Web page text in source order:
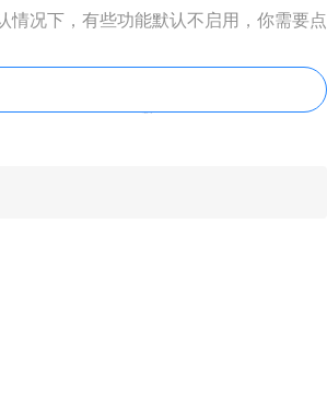
情况下，有些功能默认不启用，你需要点